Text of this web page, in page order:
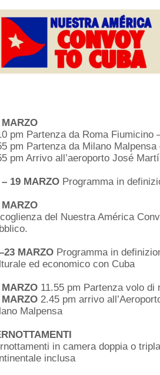
MARZO
pm Partenza da Roma Fiumicino
pm Partenza da Milano Malpensa
pm Arrivo all’aeroporto José Martí
– 19 MARZO Programma in
del Nuestra América
MARZO Programma in
ed economico con Cuba
11.55 pm Partenza volo di
2.45 pm arrivo
Malpensa
in camera doppia o
inclusa